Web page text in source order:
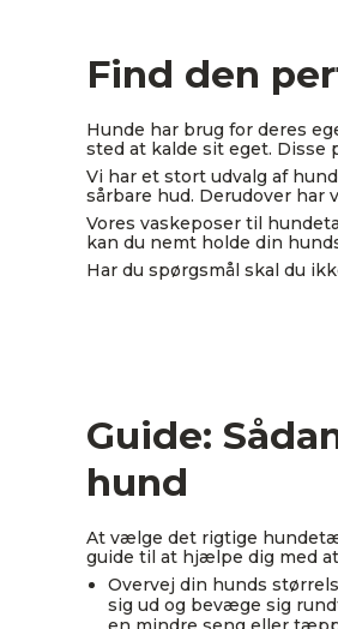
Find den
Hunde har brug for deres
sted at kalde sit eget. Disse
Vi har et stort udvalg af
sårbare hud. Derudover
Vores vaskeposer til
kan du nemt holde din
Har du spørgsmål skal du
Guide:
hund
At vælge det rigtige
guide til at hjælpe dig med
Overvej din hunds
sig ud og bevæge sig